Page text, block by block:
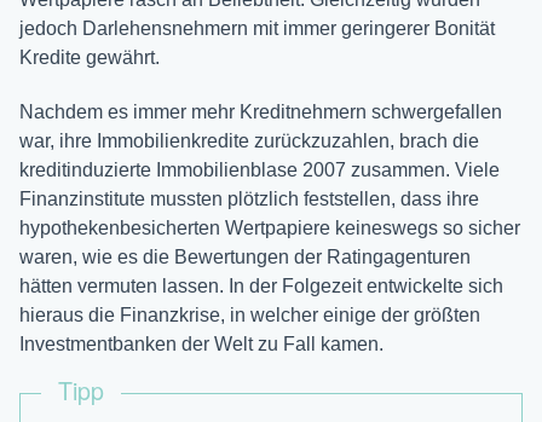
jedoch Darlehensnehmern mit immer geringerer Bonität
Kredite gewährt.
Nachdem es immer mehr Kreditnehmern schwergefallen
war, ihre Immobilienkredite zurückzuzahlen, brach die
kreditinduzierte Immobilienblase 2007 zusammen. Viele
Finanzinstitute mussten plötzlich feststellen, dass ihre
hypothekenbesicherten Wertpapiere keineswegs so sicher
waren, wie es die Bewertungen der Ratingagenturen
hätten vermuten lassen. In der Folgezeit entwickelte sich
hieraus die Finanzkrise, in welcher einige der größten
Investmentbanken der Welt zu Fall kamen.
Tipp